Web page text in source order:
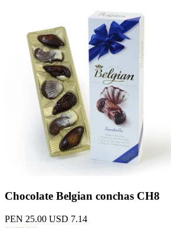
Chocolate Belgian conchas CH8
PEN 25.00 USD 7.14